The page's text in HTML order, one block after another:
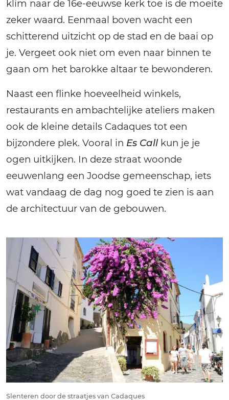
klim naar de 16e-eeuwse kerk toe is de moeite
zeker waard. Eenmaal boven wacht een
schitterend uitzicht op de stad en de baai op
je. Vergeet ook niet om even naar binnen te
gaan om het barokke altaar te bewonderen.
Naast een flinke hoeveelheid winkels,
restaurants en ambachtelijke ateliers maken
ook de kleine details Cadaques tot een
bijzondere plek. Vooral in Es Call kun je je
ogen uitkijken. In deze straat woonde
eeuwenlang een Joodse gemeenschap, iets
wat vandaag de dag nog goed te zien is aan
de architectuur van de gebouwen.
Slenteren door de straatjes van Cadaques